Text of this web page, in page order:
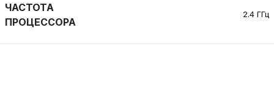
ЧАСТОТА
ПРОЦЕССОРА
2.4 ГГц